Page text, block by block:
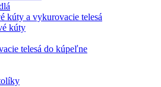
kúty a vykurovacie telesá
kúty
telesá do kúpeľne